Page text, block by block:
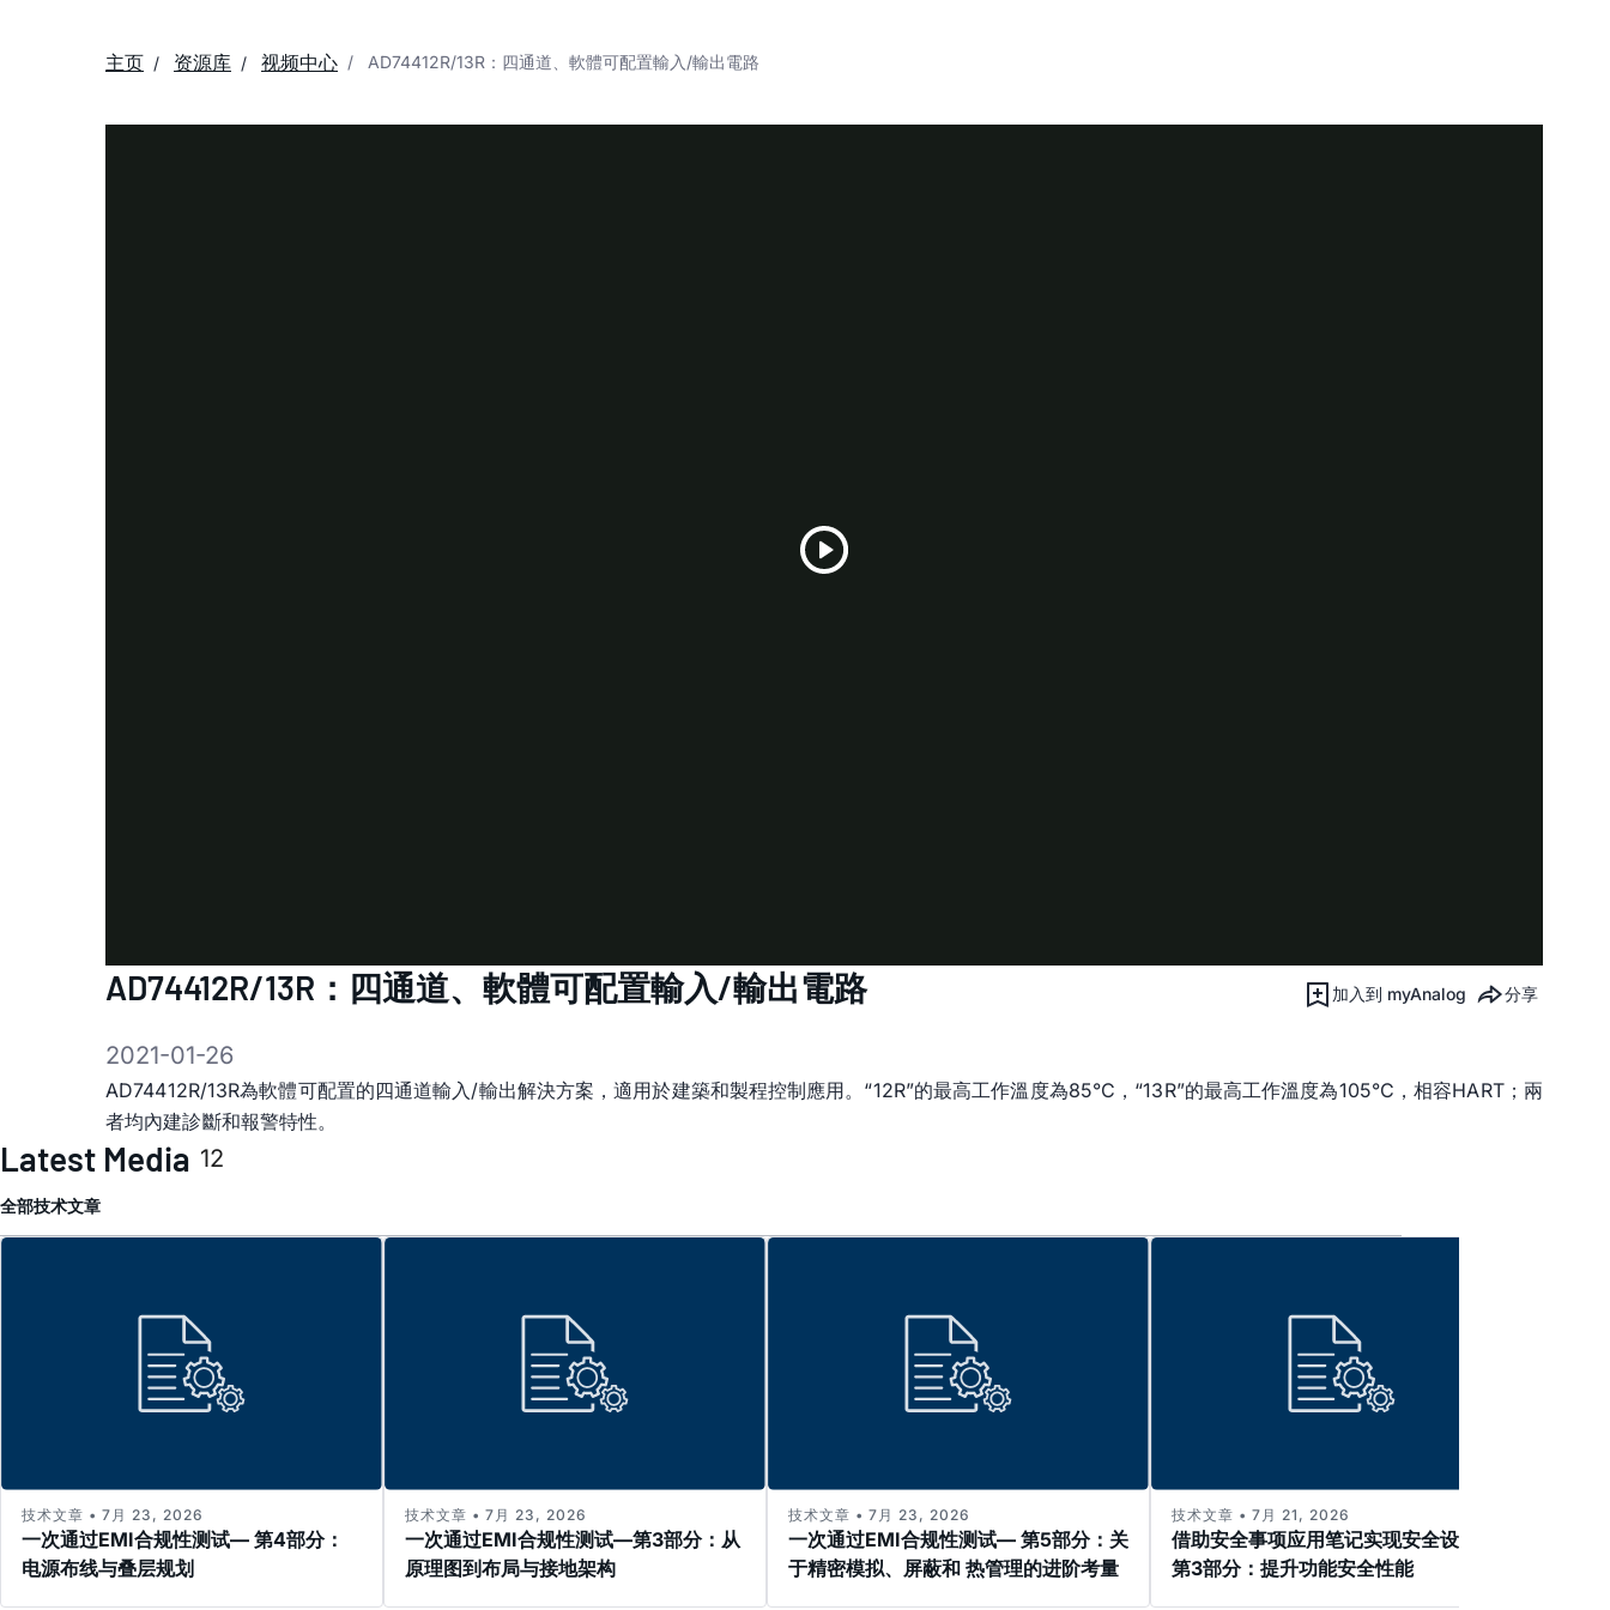
主页 资源库 视频中心 AD74412R/13R：四通道、軟體可配置輸入/輸出電路
AD74412R/13R：四通道、軟體可配置輸入/輸出電路
2021-01-26
加入到 myAnalog 分享
AD74412R/13R為軟體可配置的四通道輸入/輸出解決方案，適用於建築和製程控制應用。“12R”的最高工作溫度為85°C，“13R”的最高工作溫度為105°C，相容HART；兩
者均內建診斷和報警特性。
Latest Media 12
全部技术文章
一次通过EMI合规性测试— 第4部分：
电源布线与叠层规划
技术文章 • 7月 23, 2026
一次通过EMI合规性测试—第3部分：从
原理图到布局与接地架构
技术文章 • 7月 23, 2026
一次通过EMI合规性测试— 第5部分：关
于精密模拟、屏蔽和 热管理的进阶考量
技术文章 • 7月 23, 2026
借助安全事项应用笔记实现安全设计—
第3部分：提升功能安全性能
技术文章 • 7月 21, 2026